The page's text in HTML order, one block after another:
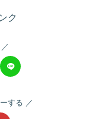
ク
する